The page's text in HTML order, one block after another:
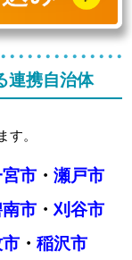
連携自治体
す。
市・ 瀬戸市
市・ 刈谷市
・ 稲沢市